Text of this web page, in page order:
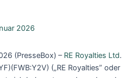
2026
(PresseBox) – RE Royalties Ltd.
(„RE Royalties” oder